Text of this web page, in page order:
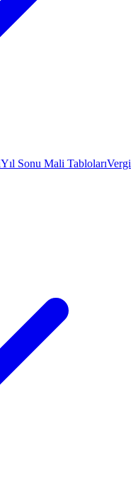
Yıl Sonu Mali TablolarıVergi